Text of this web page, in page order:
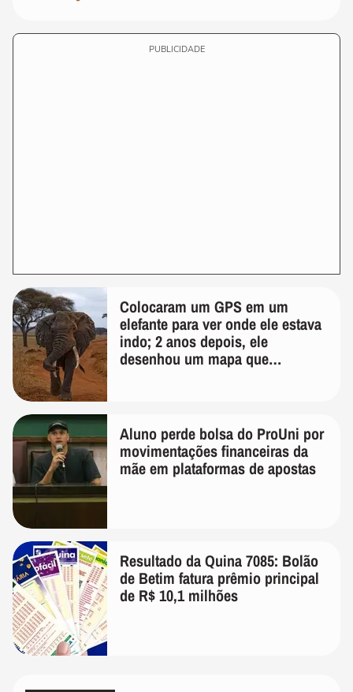
PUBLICIDADE
Colocaram um GPS em um
elefante para ver onde ele estava
indo; 2 anos depois, ele
desenhou um mapa que
Aluno perde bolsa do ProUni por
movimentações financeiras da
mãe em plataformas de apostas
Resultado da Quina 7085: Bolão
de Betim fatura prêmio principal
de R$ 10,1 milhões